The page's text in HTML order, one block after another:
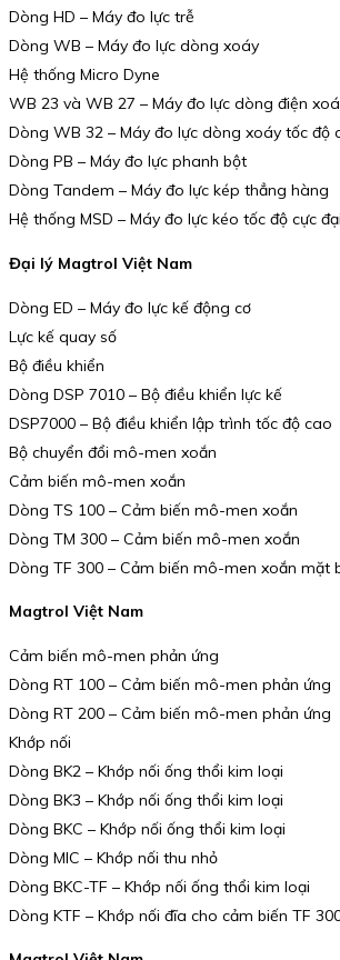
Dòng HD – Máy đo lực trễ
Dòng WB – Máy đo lực dòng xoáy
Hệ thống Micro Dyne
WB 23 và WB 27 – Máy đo lực dòng điện
Dòng WB 32 – Máy đo lực dòng xoáy tốc độ
Dòng PB – Máy đo lực phanh bột
Dòng Tandem – Máy đo lực kép thẳng hàng
Hệ thống MSD – Máy đo lực kéo tốc độ cực đại
Đại lý Magtrol Việt Nam
Dòng ED – Máy đo lực kế động cơ
Lực kế quay số
Bộ điều khiển
Dòng DSP 7010 – Bộ điều khiển lực kế
DSP7000 – Bộ điều khiển lập trình tốc độ cao
Bộ chuyển đổi mô-men xoắn
Cảm biến mô-men xoắn
Dòng TS 100 – Cảm biến mô-men xoắn
Dòng TM 300 – Cảm biến mô-men xoắn
Dòng TF 300 – Cảm biến mô-men xoắn mặt
Magtrol Việt Nam
Cảm biến mô-men phản ứng
Dòng RT 100 – Cảm biến mô-men phản ứng
Dòng RT 200 – Cảm biến mô-men phản ứng
Khớp nối
Dòng BK2 – Khớp nối ống thổi kim loại
Dòng BK3 – Khớp nối ống thổi kim loại
Dòng BKC – Khớp nối ống thổi kim loại
Dòng MIC – Khớp nối thu nhỏ
Dòng BKC-TF – Khớp nối ống thổi kim loại
Dòng KTF – Khớp nối đĩa cho cảm biến TF